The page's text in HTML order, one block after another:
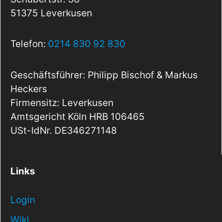
51375 Leverkusen
Telefon: 0214 830 92 830
Geschäftsführer: Philipp Bischof & Markus
Heckers
Firmensitz: Leverkusen
Amtsgericht Köln HRB 106465
USt-IdNr. DE346271148
Links
Login